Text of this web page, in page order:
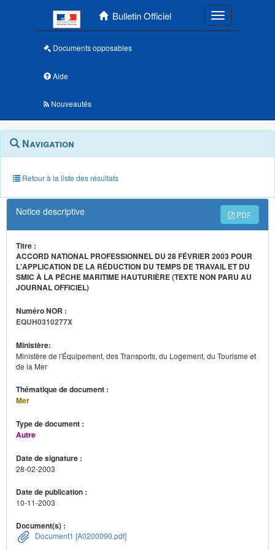
Bulletin Officiel Toggle
Documents opposables
Aide
Nouveautés
Navigation
outils
annexes
Menu
contextuel
Navigation
Retour à la liste des résultats
Notice descriptive PDF
Titre :
ACCORD NATIONAL PROFESSIONNEL DU 28 FÉVRIER 2003 POUR
L'APPLICATION DE LA RÉDUCTION DU TEMPS DE TRAVAIL ET DU
SMIC À LA PÊCHE MARITIME HAUTURIÈRE (TEXTE NON PARU AU
JOURNAL OFFICIEL)
Numéro NOR :
EQUH0310277X
Ministère:
Ministère de l'Équipement, des Transports, du Logement, du Tourisme et
de la Mer
Thématique de document :
Mer
Type de document :
Autre
Date de signature :
28-02-2003
Date de publication :
10-11-2003
Document(s) :
Document1 [A0200090.pdf]